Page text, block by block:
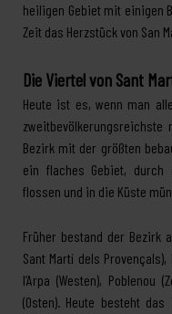
heiligen Gebiet mit einigen
Zeit das Herzstück von San
Die Viertel von Sant
Heute ist es, wenn man
zweitbevölkerungsreichste
Bezirk mit der größten
ein flaches Gebiet, durch
flossen und in die Küste
Früher bestand der Bezirk
Sant Martí dels
l’Arpa (Westen),
(Osten). Heute besteht